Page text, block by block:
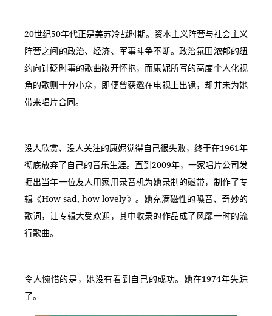
20世纪50年代正是美苏冷战时期。资本主义阵营与社会主义
阵营之间的政治、经济、军事斗争不断。政治氛围浓郁的纽
约向针砭时事的歌曲敞开怀抱，而康妮所写的高度个人化视
角的歌则十分小众，即便曾获邀在电视上出镜，却并未为她
带来唱片合同。
没人欣赏、没人关注的康妮觉得自己很失败，终于在1961年
彻底放弃了自己的音乐生涯。直到2009年，一家唱片公司发
掘出当年一位友人用家用录音机为她录制的磁带，制作了专
辑《How sad, how lovely》。她充满磁性的嗓音、奇妙的
歌词，让专辑大受欢迎，其中收录的作品成了风靡一时的流
行歌曲。
令人惋惜的是，她没有看到自己的成功。她在1974年失踪
了。